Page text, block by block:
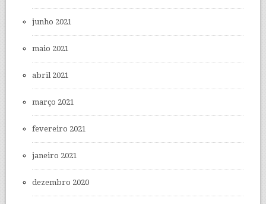
junho 2021
maio 2021
abril 2021
março 2021
fevereiro 2021
janeiro 2021
dezembro 2020